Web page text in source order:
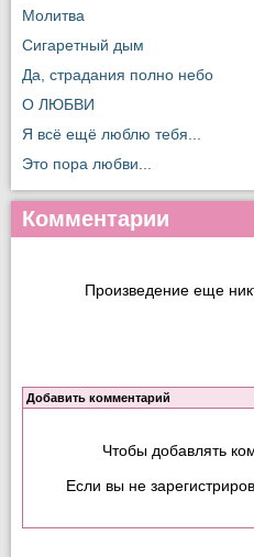
Молитва
Сигаретный дым
Да, страдания полно небо
О ЛЮБВИ
Я всё ещё люблю тебя...
Это пора любви...
Комментарии
Произведение еще
Добавить комментарий
Чтобы добавлять
Если вы не